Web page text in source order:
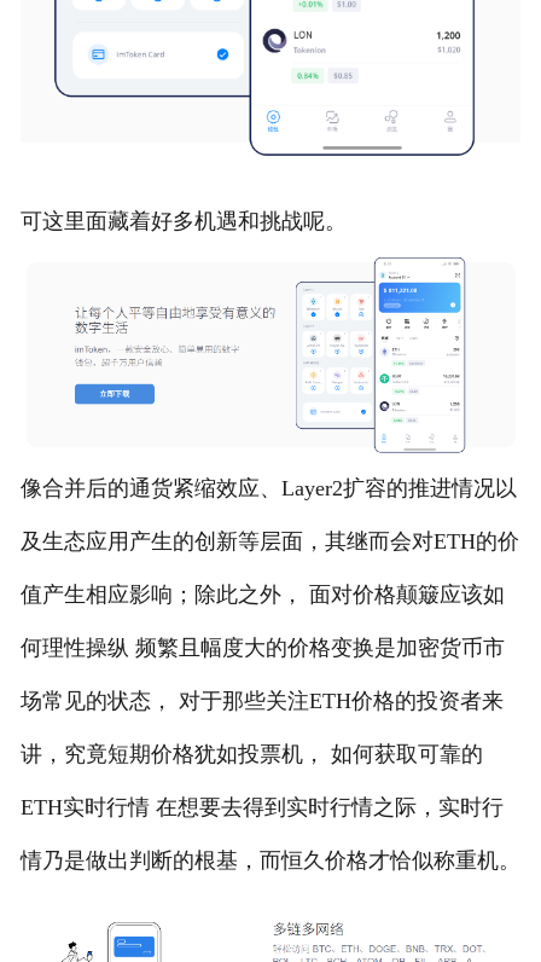
可这里面藏着好多机遇和挑战呢。
像合并后的通货紧缩效应、Layer2扩容的推进情况以
及生态应用产生的创新等层面，其继而会对ETH的价
值产生相应影响；除此之外， 面对价格颠簸应该如
何理性操纵 频繁且幅度大的价格变换是加密货币市
场常见的状态， 对于那些关注ETH价格的投资者来
讲，究竟短期价格犹如投票机， 如何获取可靠的
ETH实时行情 在想要去得到实时行情之际，实时行
情乃是做出判断的根基，而恒久价格才恰似称重机。